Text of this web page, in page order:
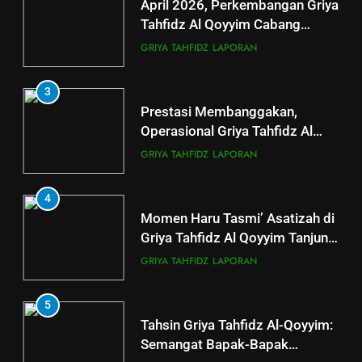
Siap Basuh Luka Penyintas Aceh
AKSI SIGAP BENCANA LAPORAN
5
LAZ Al-Qoyyim Salurkan
Santunan Tahap 1 Ramadan
Gemar Berbagi
LAPORAN RAMADHAN
6
Berkah dengan bayar fidyah
RAMADHAN
April 2026, Perkembangan Griya
Tahfidz Al Qoyyim Cabang
Tanjung Capai 124 Santri Aktif
GRIYA TAHFIDZ LAPORAN
3
Prestasi Membanggakan,
Operasional Griya Tahfidz Al
Qoyyim Cetak Santri Khatam Al-
GRIYA TAHFIDZ LAPORAN
4
Momen Haru Tasmi’ Asatizah di
Griya Tahfidz Al Qoyyim Tanjung
di Tengah Hujan Ramadan
GRIYA TAHFIDZ LAPORAN
5
Tahsin Griya Tahfidz Al-Qoyyim:
Semangat Bapak-Bapak